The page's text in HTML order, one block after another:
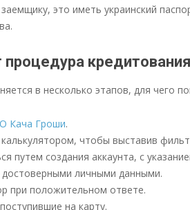
это иметь украинский
процедура
в несколько этапов, для чего
Кача Гроши.
чтобы выставив
путем создания аккаунта, с
достоверными личными данными.
при положительном ответе.
на карту.